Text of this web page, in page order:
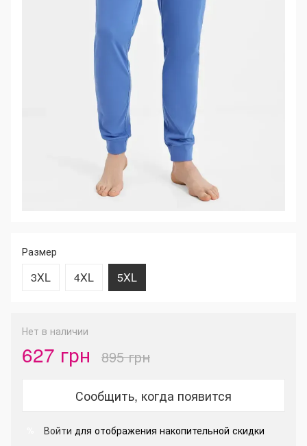
Размер
3XL 4XL 5XL
Нет в наличии
627 грн 895 грн
Сообщить, когда появится
Войти для отображения накопительной скидки